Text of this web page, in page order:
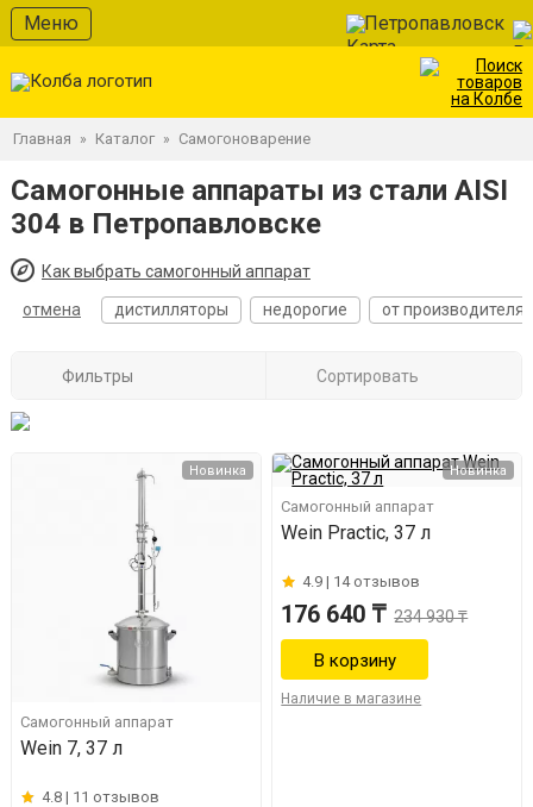
Меню Петропавловск
Главная » Каталог » Самогоноварение
Самогонные аппараты из стали AISI
304 в Петропавловске
Как выбрать самогонный аппарат
отмена
дистилляторы недорогие от производителя
Фильтры Сортировать
Новинка
Самогонный аппарат
Wein 7, 37 л
4.8 | 11 отзывов
Новинка
Самогонный аппарат
Wein Practic, 37 л
4.9 | 14 отзывов
176 640 ₸ 234 930 ₸
Наличие в магазине